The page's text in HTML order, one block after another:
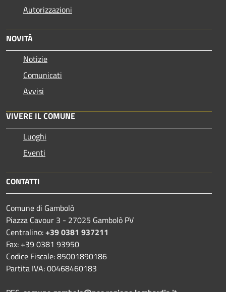
Autorizzazioni
NOVITÀ
Notizie
Comunicati
Avvisi
VIVERE IL COMUNE
Luoghi
Eventi
CONTATTI
Comune di Gambolò
Piazza Cavour 3 - 27025 Gambolò PV
Centralino:+39 0381 937211
Fax: +39 0381 93950
Codice Fiscale: 85001890186
Partita IVA: 00468460183